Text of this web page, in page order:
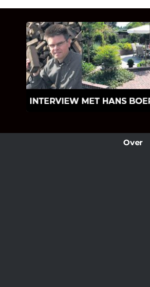
INTERVIEW MET HANS
BOEREMA
Hoe Bricks and Stones ontstaan
wat Hans Boerema motiveert
wereld van klinkers en
Over